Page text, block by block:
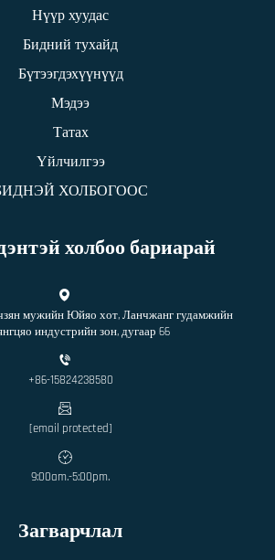
Нүүр хуудас
Бидний тухайд
Бүтээгдэхүүнүүд
Мэдээ
Татах
Үйлчилгээ
ХОЛБОГООС
холбоо бариарай
мужийн Юйяо хот, Ланчжанг гудамжийн
индустрийн зон, дугаар 66
+86-15824238580
[email protected]
9:00am.-5:00pm.
Загварчлал